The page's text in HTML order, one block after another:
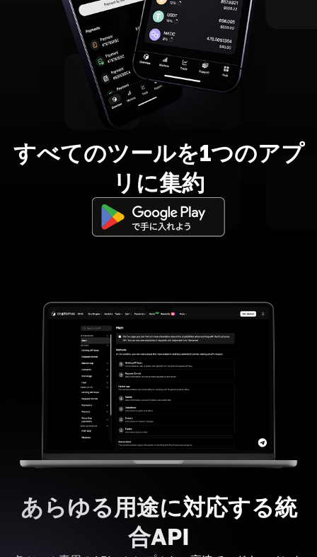
すべてのツールを1つのアプ
リに集約
あらゆる用途に対応する統
合API